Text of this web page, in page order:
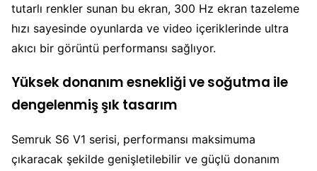
tutarlı renkler sunan bu ekran, 300 Hz ekran tazeleme
hızı sayesinde oyunlarda ve video içeriklerinde ultra
akıcı bir görüntü performansı sağlıyor.
Yüksek donanım esnekliği ve soğutma ile
dengelenmiş şık tasarım
Semruk S6 V1 serisi, performansı maksimuma
çıkaracak şekilde genişletilebilir ve güçlü donanım